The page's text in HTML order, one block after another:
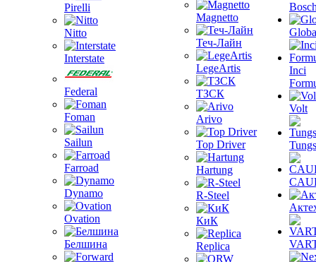
Pirelli
Nitto
Interstate
Federal
Foman
Sailun
Farroad
Dynamo
Ovation
Белшина
Magnetto
Теч-Лайн
LegeArtis
ТЗСК
Arivo
Top Driver
Hartung
R-Steel
КиК
Replica
Inci
Volt